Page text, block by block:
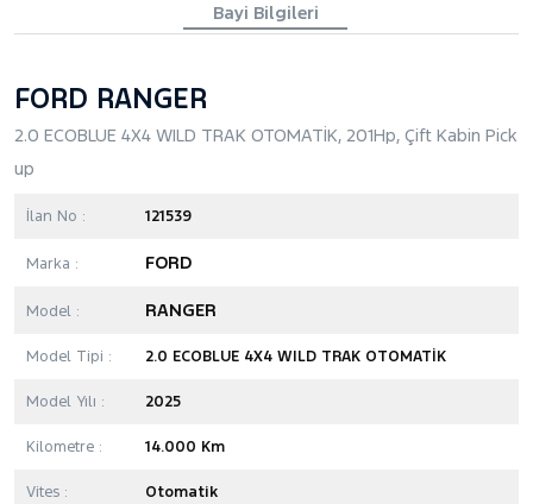
Bayi Bilgileri
FORD RANGER
2.0 ECOBLUE 4X4 WILD TRAK OTOMATİK, 201Hp, Çift Kabin Pick
up
İlan No : 121539
Marka : FORD
Model : RANGER
Model Tipi : 2.0 ECOBLUE 4X4 WILD TRAK OTOMATİK
Model Yılı : 2025
Kilometre : 14.000 Km
Vites : Otomatik